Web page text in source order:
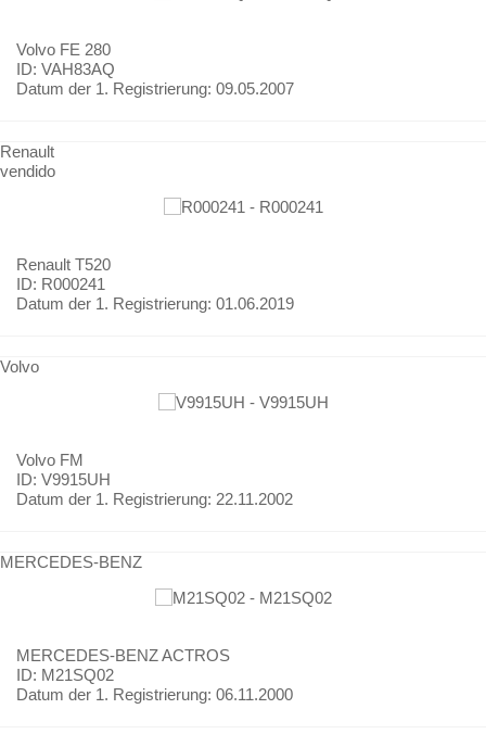
Volvo FE 280
ID: VAH83AQ
Datum der 1. Registrierung: 09.05.2007
Renault
vendido
Renault T520
ID: R000241
Datum der 1. Registrierung: 01.06.2019
Volvo
Volvo FM
ID: V9915UH
Datum der 1. Registrierung: 22.11.2002
MERCEDES-BENZ
MERCEDES-BENZACTROS
ID: M21SQ02
Datum der 1. Registrierung: 06.11.2000